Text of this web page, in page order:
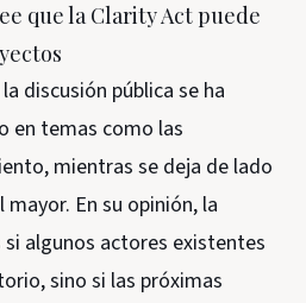
que la Clarity Act puede
discusión pública se ha
en temas como las
mientras se deja de lado
En su opinión, la
algunos actores existentes
sino si las próximas